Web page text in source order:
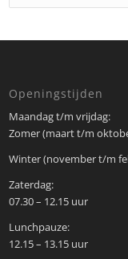
Openingstijden
Maandag t/m vrijdag:
Zomer (maart t/m
Winter (november t/m
Zaterdag:
07.30 – 12.15 uur
Lunchpauze:
12.15 – 13.15 uur